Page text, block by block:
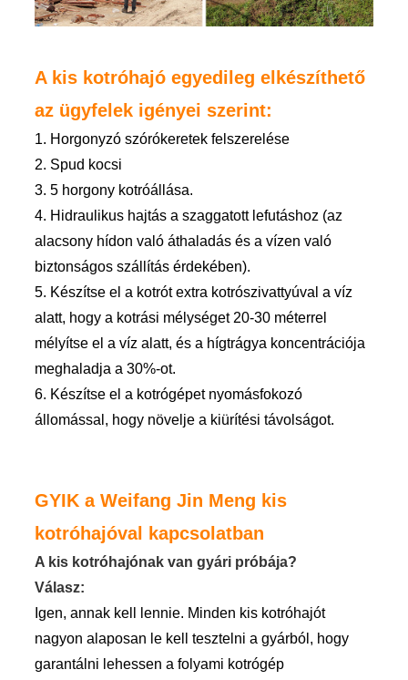
A kis kotróhajó egyedileg elkészíthető
az ügyfelek igényei szerint:
1. Horgonyzó szórókeretek felszerelése
2. Spud kocsi
3. 5 horgony kotróállása.
4. Hidraulikus hajtás a szaggatott lefutáshoz (az
alacsony hídon való áthaladás és a vízen való
biztonságos szállítás érdekében).
5. Készítse el a kotrót extra kotrószivattyúval a víz
alatt, hogy a kotrási mélységet 20-30 méterrel
mélyítse el a víz alatt, és a hígtrágya koncentrációja
meghaladja a 30%-ot.
6. Készítse el a kotrógépet nyomásfokozó
állomással, hogy növelje a kiürítési távolságot.
GYIK a Weifang Jin Meng kis
kotróhajóval kapcsolatban
A kis kotróhajónak van gyári próbája?
Válasz:
Igen, annak kell lennie. Minden kis kotróhajót
nagyon alaposan le kell tesztelni a gyárból, hogy
garantálni lehessen a folyami kotrógép